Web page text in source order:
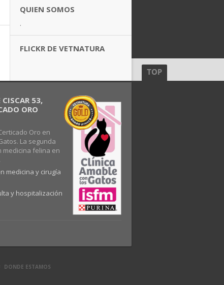
QUIEN SOMOS
.
FLICKR DE VETNATURA
53,
ORO
Oro en
La segunda
medicina felina en
medicina y cirugía
y hospitalización
DONDE ESTAMOS